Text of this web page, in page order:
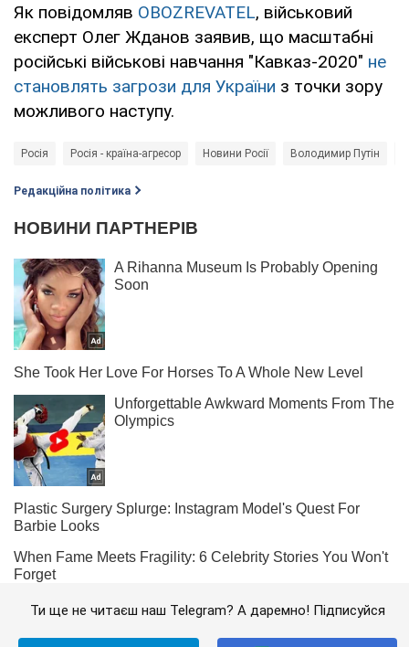
Як повідомляв OBOZREVATEL, військовий
експерт Олег Жданов заявив, що масштабні
російські військові навчання "Кавказ-2020" не
становлять загрози для України з точки зору
можливого наступу.
Росія Росія - країна-агресор Новини Росії Володимир Путін
Редакційна політика
Ти ще не читаєш наш Telegram? А даремно! Підписуйся